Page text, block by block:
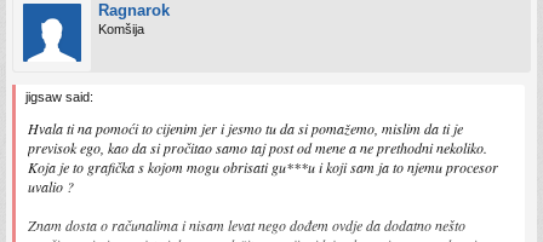
Ragnarok
Komšija
jigsaw said:
Hvala ti na pomoći to cijenim jer i jesmo tu da si pomažemo, mislim da ti je
previsok ego, kao da si pročitao samo taj post od mene a ne prethodni nekoliko.
Koja je to grafička s kojom mogu obrisati gu***u i koji sam ja to njemu procesor
uvalio ?
Znam dosta o računalima i nisam levat nego dođem ovdje da dodatno nešto